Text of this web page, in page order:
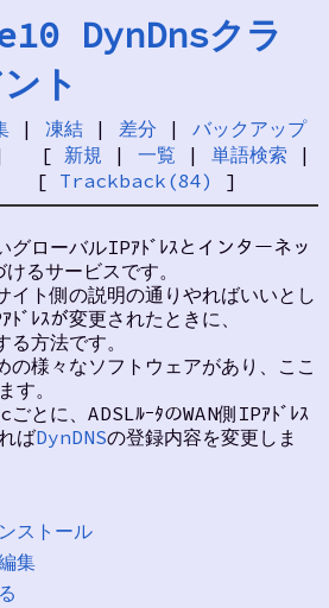
DynDnsクラ
ト
| 凍結| 差分 | バックアップ
[ 新規 | 一覧 | 単語検索 |
[ Trackback(84) ]
グローバルIPｱﾄﾞﾚｽとインターネッ
るサービスです。
イト側の説明の通りやればいいとし
ﾞﾚｽが変更されたときに、
る方法です。
の様々なソフトウェアがあり、ここ
す。
とに、ADSLﾙｰﾀのWAN側IPｱﾄﾞﾚｽ
ばDynDNSの登録内容を変更しま
トール
集